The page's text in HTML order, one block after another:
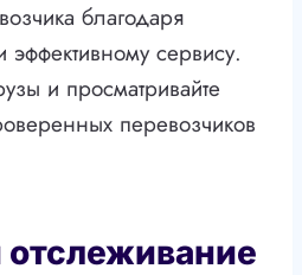
благодаря
сервису.
и просматривайте
перевозчиков
отслеживание